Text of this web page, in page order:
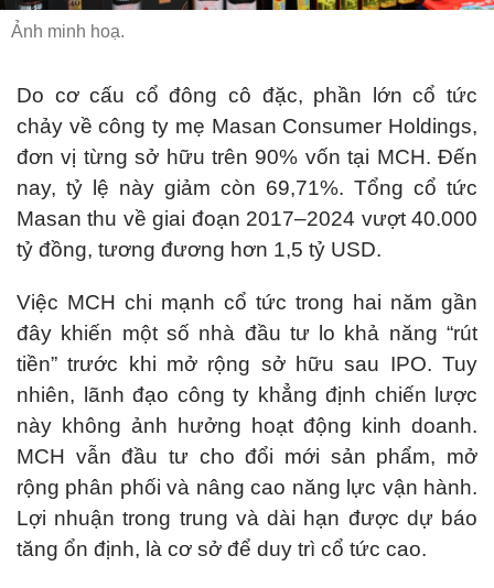
Ảnh minh hoạ.
Do cơ cấu cổ đông cô đặc, phần lớn cổ tức
chảy về công ty mẹ Masan Consumer Holdings,
đơn vị từng sở hữu trên 90% vốn tại MCH. Đến
nay, tỷ lệ này giảm còn 69,71%. Tổng cổ tức
Masan thu về giai đoạn 2017–2024 vượt 40.000
tỷ đồng, tương đương hơn 1,5 tỷ USD.
Việc MCH chi mạnh cổ tức trong hai năm gần
đây khiến một số nhà đầu tư lo khả năng “rút
tiền” trước khi mở rộng sở hữu sau IPO. Tuy
nhiên, lãnh đạo công ty khẳng định chiến lược
này không ảnh hưởng hoạt động kinh doanh.
MCH vẫn đầu tư cho đổi mới sản phẩm, mở
rộng phân phối và nâng cao năng lực vận hành.
Lợi nhuận trong trung và dài hạn được dự báo
tăng ổn định, là cơ sở để duy trì cổ tức cao.